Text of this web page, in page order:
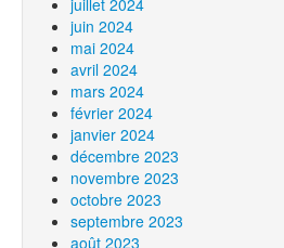
juillet 2024
juin 2024
mai 2024
avril 2024
mars 2024
février 2024
janvier 2024
décembre 2023
novembre 2023
octobre 2023
septembre 2023
août 2023